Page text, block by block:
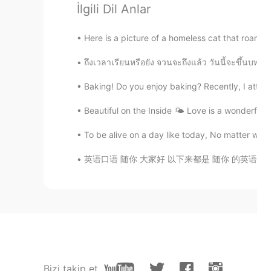
AR JP
@KHALED YEHIA ...عندك حق لكن عامة اللغة العربية خاصة تفضل عدد أقل من الكلمات. إن شئت
KHALED YEHIA
AR EN
@Hamza Benyamina
😊 ليس دائما قلة الكلمات أفضل يجب أن يظهر التعبير بصورته الشاملة
ليوصل المعنى بطريقة أدق وأفضل
İlgili Dil Anlar
Here is a picture of a homeless cat that
ถึงเวลาเรียนหรือยัง จวนจะถึงแล้ว วันนี้จะขึ้นบ
Baking! Do you enjoy baking? Recently, I
Beautiful on the Inside 🌤 Love is a
To be alive on a day like today, No matter
英语口语 随你 大家好 以下来都是 随你 的英语
Bizi takip et